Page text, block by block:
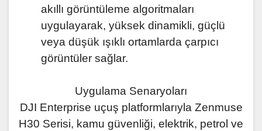
akıllı görüntüleme algoritmaları
uygulayarak, yüksek dinamikli, güçlü
veya düşük ışıklı ortamlarda çarpıcı
görüntüler sağlar.
Uygulama Senaryoları
DJI Enterprise uçuş platformlarıyla Zenmuse
H30 Serisi, kamu güvenliği, elektrik, petrol ve